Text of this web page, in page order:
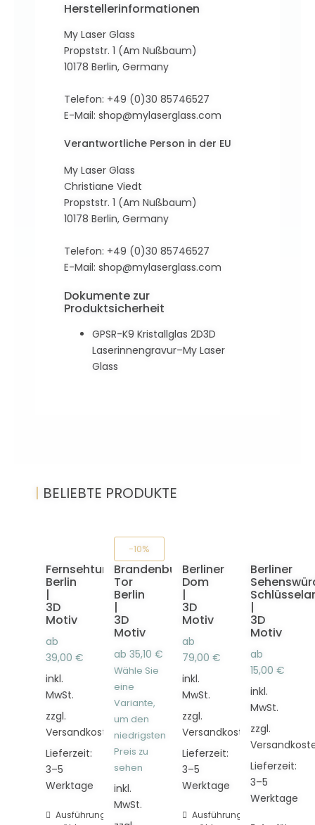
Herstellerinformationen
My Laser Glass
Propststr. 1 (Am Nußbaum)
10178 Berlin, Germany
Telefon: +49 (0)30 85746527
E-Mail: shop@mylaserglass.com
Verantwortliche Person in der EU
My Laser Glass
Christiane Viedt
Propststr. 1 (Am Nußbaum)
10178 Berlin, Germany
Telefon: +49 (0)30 85746527
E-Mail: shop@mylaserglass.com
Dokumente zur
Produktsicherheit
GPSR-K9 Kristallglas 2D3D
Laserinnengravur–My Laser
Glass
| BELIEBTE PRODUKTE
Fernsehturm
Berlin
|
3D
Motiv
ab
39,00 €
inkl.
MwSt.
zzgl.
Versandkosten
Lieferzeit:
3–5
Werktage
Ausführung
Dieses
-10%
Brandenburger
Tor
Berlin
|
3D
Motiv
ab 35,10 €
Wähle Sie
eine
Variante,
um den
niedrigsten
Preis zu
sehen
inkl.
MwSt.
Berliner
Dom
|
3D
Motiv
ab
79,00 €
inkl.
MwSt.
zzgl.
Versandkosten
Lieferzeit:
3–5
Werktage
Ausführung
Dieses
Berliner
|
3D
Motiv
ab
15,00 €
inkl.
MwSt.
zzgl.
Lieferzeit:
3–5
Werktage